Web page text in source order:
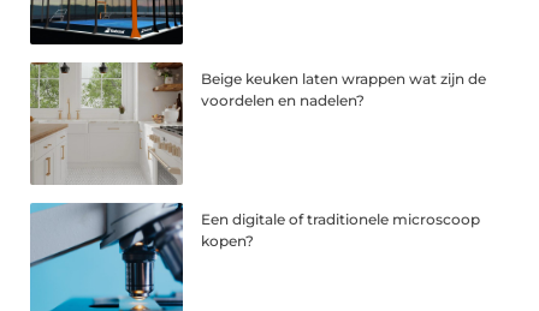
Beige keuken laten wrappen wat zijn de
voordelen en nadelen?
Een digitale of traditionele microscoop
kopen?